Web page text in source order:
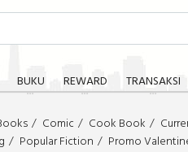
BUKU REWARD TRANSAKSI
Comic Cook Book
Popular Fiction Promo